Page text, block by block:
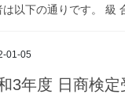
は以下の通りです。 級
01-05
3年度 日商検